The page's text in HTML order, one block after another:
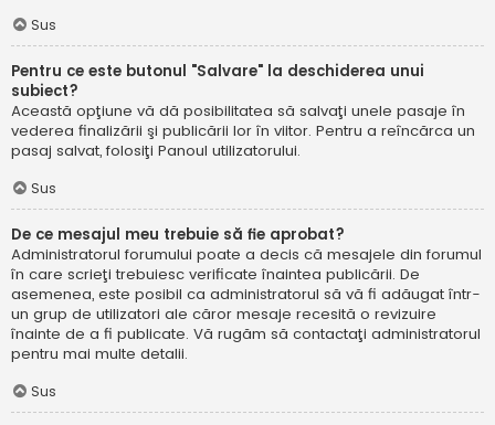
Sus
Pentru ce este butonul "Salvare" la deschiderea unui
subiect?
Această opţiune vă dă posibilitatea să salvaţi unele pasaje în
vederea finalizării şi publicării lor în viitor. Pentru a reîncărca un
pasaj salvat, folosiţi Panoul utilizatorului.
Sus
De ce mesajul meu trebuie să fie aprobat?
Administratorul forumului poate a decis că mesajele din forumul
în care scrieţi trebuiesc verificate înaintea publicării. De
asemenea, este posibil ca administratorul să vă fi adăugat într-
un grup de utilizatori ale căror mesaje recesită o revizuire
înainte de a fi publicate. Vă rugăm să contactaţi administratorul
pentru mai multe detalii.
Sus